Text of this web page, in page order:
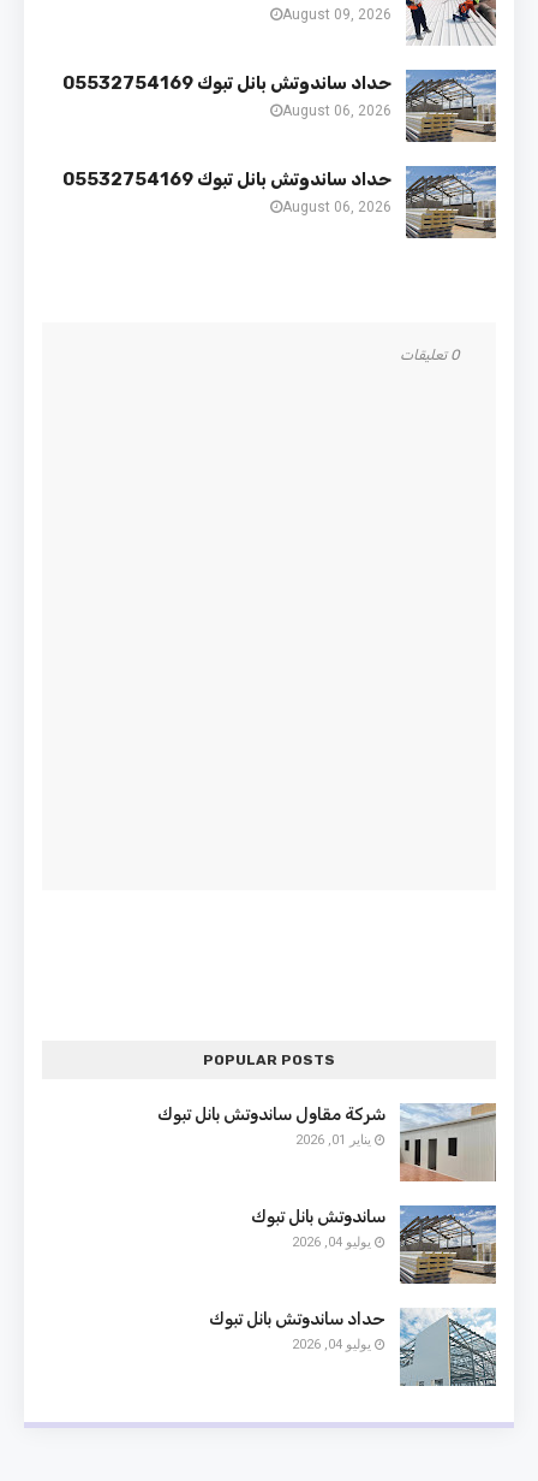
August 09, 2026
حداد ساندوتش بانل تبوك 05532754169
August 06, 2026
حداد ساندوتش بانل تبوك 05532754169
August 06, 2026
0 تعليقات
POPULAR POSTS
شركة مقاول ساندوتش بانل تبوك
يناير 01, 2026
ساندوتش بانل تبوك
يوليو 04, 2026
حداد ساندوتش بانل تبوك
يوليو 04, 2026